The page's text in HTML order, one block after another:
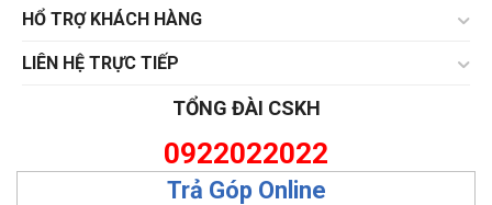
HỔ TRỢ KHÁCH HÀNG
LIÊN HỆ TRỰC TIẾP
TỔNG ĐÀI CSKH
0922022022
Trả Góp Online